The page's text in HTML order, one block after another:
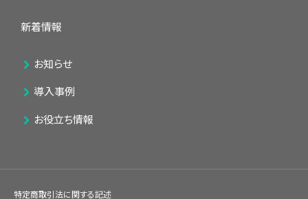
新着情報
お知らせ
導入事例
お役立ち情報
特定商取引法に関する記述